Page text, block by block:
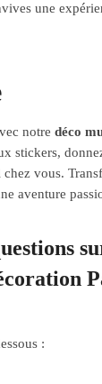
une
notre déco
stickers,
vous.
aventure
: